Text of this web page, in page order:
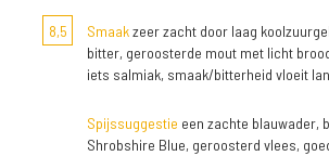
8,5 Smaakzeer zacht door laag
bitter, geroosterde mout met licht
iets salmiak, smaak/bitterheid vloeit
Spijssuggestie een zachte blauwader,
Shrobshire Blue, geroosterd vlees,